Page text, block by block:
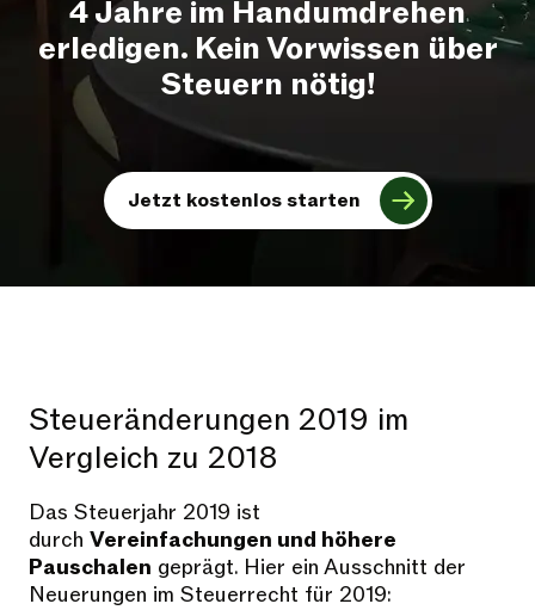
4 Jahre im Handumdrehen
erledigen. Kein Vorwissen über
Steuern nötig!
Jetzt kostenlos starten
Steueränderungen 2019 im
Vergleich zu 2018
Das Steuerjahr 2019 ist
durch Vereinfachungen und höhere
Pauschalen geprägt. Hier ein Ausschnitt der
Neuerungen im Steuerrecht für 2019: